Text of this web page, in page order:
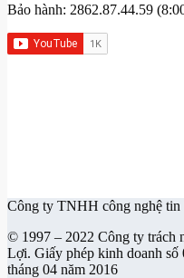
Bảo hành: 2862.87.44.59
Công ty TNHH công nghệ
© 1997 – 2022 Công ty trách
Lợi. Giấy phép kinh doanh
tháng 04 năm 2016